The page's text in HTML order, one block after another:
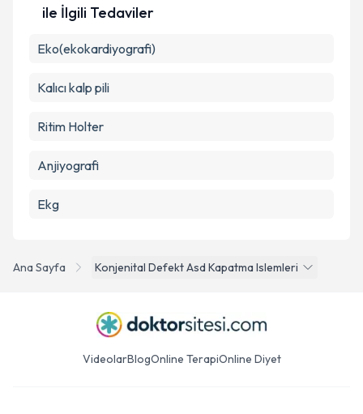
Ana Sayfa Konjenital Defekt Asd Kapatma Islemleri
ile İlgili Tedaviler
Eko(ekokardiyografi)
Kalıcı kalp pili
Ritim Holter
Anjiyografi
Ekg
VideolarBlogOnline TerapiOnline Diyet